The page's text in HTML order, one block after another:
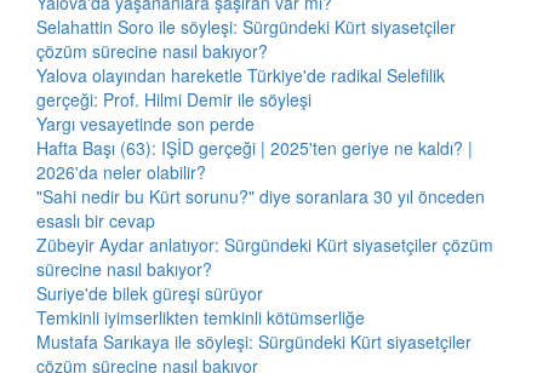
Selahattin Soro ile söyleşi: Sürgündeki Kürt siyasetçiler
çözüm sürecine nasıl bakıyor?
Yalova olayından hareketle Türkiye'de radikal Selefilik
gerçeği: Prof. Hilmi Demir ile söyleşi
Yargı vesayetinde son perde
Hafta Başı (63): IŞİD gerçeği | 2025'ten geriye ne kaldı? |
2026'da neler olabilir?
"Sahi nedir bu Kürt sorunu?" diye soranlara 30 yıl önceden
esaslı bir cevap
Zübeyir Aydar anlatıyor: Sürgündeki Kürt siyasetçiler çözüm
sürecine nasıl bakıyor?
Suriye'de bilek güreşi sürüyor
Temkinli iyimserlikten temkinli kötümserliğe
Mustafa Sarıkaya ile söyleşi: Sürgündeki Kürt siyasetçiler
çözüm sürecine nasıl bakıyor